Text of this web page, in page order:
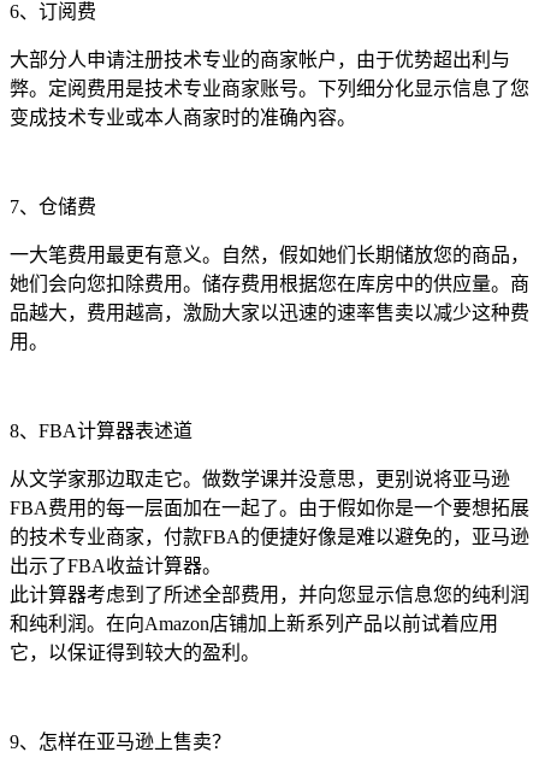
6、订阅费
大部分人申请注册技术专业的商家帐户，由于优势超出利与
弊。定阅费用是技术专业商家账号。下列细分化显示信息了您
变成技术专业或本人商家时的准确內容。
7、仓储费
一大笔费用最更有意义。自然，假如她们长期储放您的商品，
她们会向您扣除费用。储存费用根据您在库房中的供应量。商
品越大，费用越高，激励大家以迅速的速率售卖以减少这种费
用。
8、FBA计算器表述道
从文学家那边取走它。做数学课并没意思，更别说将亚马逊
FBA费用的每一层面加在一起了。由于假如你是一个要想拓展
的技术专业商家，付款FBA的便捷好像是难以避免的，亚马逊
出示了FBA收益计算器。
此计算器考虑到了所述全部费用，并向您显示信息您的纯利润
和纯利润。在向Amazon店铺加上新系列产品以前试着应用
它，以保证得到较大的盈利。
9、怎样在亚马逊上售卖？